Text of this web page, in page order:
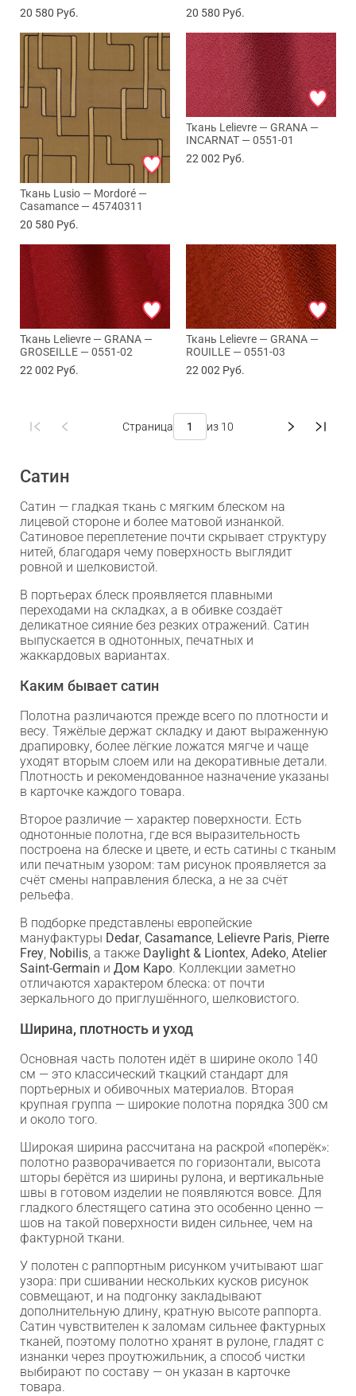
20 580 Руб.
20 580 Руб.
Ткань Lusio — Mordoré —
Casamance — 45740311
20 580 Руб.
Ткань Lelievre — GRANA —
INCARNAT — 0551-01
22 002 Руб.
Ткань Lelievre — GRANA —
GROSEILLE — 0551-02
22 002 Руб.
Ткань Lelievre — GRANA —
ROUILLE — 0551-03
22 002 Руб.
Страница из 10
Сатин
Сатин — гладкая ткань с мягким блеском на
лицевой стороне и более матовой изнанкой.
Сатиновое переплетение почти скрывает структуру
нитей, благодаря чему поверхность выглядит
ровной и шелковистой.
В портьерах блеск проявляется плавными
переходами на складках, а в обивке создаёт
деликатное сияние без резких отражений. Сатин
выпускается в однотонных, печатных и
жаккардовых вариантах.
Каким бывает сатин
Полотна различаются прежде всего по плотности и
весу. Тяжёлые держат складку и дают выраженную
драпировку, более лёгкие ложатся мягче и чаще
уходят вторым слоем или на декоративные детали.
Плотность и рекомендованное назначение указаны
в карточке каждого товара.
Второе различие — характер поверхности. Есть
однотонные полотна, где вся выразительность
построена на блеске и цвете, и есть сатины с тканым
или печатным узором: там рисунок проявляется за
счёт смены направления блеска, а не за счёт
рельефа.
В подборке представлены европейские
мануфактуры Dedar, Casamance, Lelievre Paris, Pierre
Frey, Nobilis, а также Daylight & Liontex, Adeko, Atelier
Saint-Germain и Дом Каро. Коллекции заметно
отличаются характером блеска: от почти
зеркального до приглушённого, шелковистого.
Ширина, плотность и уход
Основная часть полотен идёт в ширине около 140
см — это классический ткацкий стандарт для
портьерных и обивочных материалов. Вторая
крупная группа — широкие полотна порядка 300 см
и около того.
Широкая ширина рассчитана на раскрой «поперёк»:
полотно разворачивается по горизонтали, высота
шторы берётся из ширины рулона, и вертикальные
швы в готовом изделии не появляются вовсе. Для
гладкого блестящего сатина это особенно ценно —
шов на такой поверхности виден сильнее, чем на
фактурной ткани.
У полотен с раппортным рисунком учитывают шаг
узора: при сшивании нескольких кусков рисунок
совмещают, и на подгонку закладывают
дополнительную длину, кратную высоте раппорта.
Сатин чувствителен к заломам сильнее фактурных
тканей, поэтому полотно хранят в рулоне, гладят с
изнанки через проутюжильник, а способ чистки
выбирают по составу — он указан в карточке
товара.